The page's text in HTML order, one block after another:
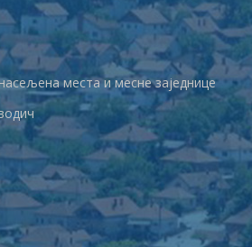
места и месне заједнице